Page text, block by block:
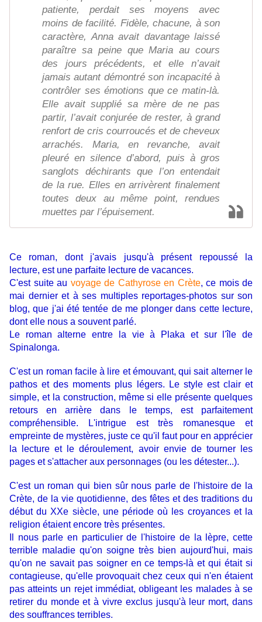
patiente, perdait ses moyens avec
moins de facilité. Fidèle, chacune, à son
caractère, Anna avait davantage laissé
paraître sa peine que Maria au cours
des jours précédents, et elle n’avait
jamais autant démontré son incapacité à
contrôler ses émotions que ce matin-là.
Elle avait supplié sa mère de ne pas
partir, l’avait conjurée de rester, à grand
renfort de cris courroucés et de cheveux
arrachés. Maria, en revanche, avait
pleuré en silence d’abord, puis à gros
sanglots déchirants que l’on entendait
de la rue. Elles en arrivèrent finalement
toutes deux au même point, rendues
muettes par l’épuisement.
Ce roman, dont j'avais jusqu'à présent repoussé la
lecture, est une parfaite lecture de vacances.
C'est suite au voyage de Cathyrose en Crète, ce mois de
mai dernier et à ses multiples reportages-photos sur son
blog, que j'ai été tentée de me plonger dans cette lecture,
dont elle nous a souvent parlé.
Le roman alterne entre la vie à Plaka et sur l'île de
Spinalonga.
C'est un roman facile à lire et émouvant, qui sait alterner le
pathos et des moments plus légers. Le style est clair et
simple, et la construction, même si elle présente quelques
retours en arrière dans le temps, est parfaitement
compréhensible. L'intrigue est très romanesque et
empreinte de mystères, juste ce qu'il faut pour en apprécier
la lecture et le déroulement, avoir envie de tourner les
pages et s'attacher aux personnages (ou les détester...).
C'est un roman qui bien sûr nous parle de l'histoire de la
Crète, de la vie quotidienne, des fêtes et des traditions du
début du XXe siècle, une période où les croyances et la
religion étaient encore très présentes.
Il nous parle en particulier de l'histoire de la lèpre, cette
terrible maladie qu'on soigne très bien aujourd'hui, mais
qu'on ne savait pas soigner en ce temps-là et qui était si
contagieuse, qu'elle provoquait chez ceux qui n'en étaient
pas atteints un rejet immédiat, obligeant les malades à se
retirer du monde et à vivre exclus jusqu'à leur mort, dans
des souffrances terribles.